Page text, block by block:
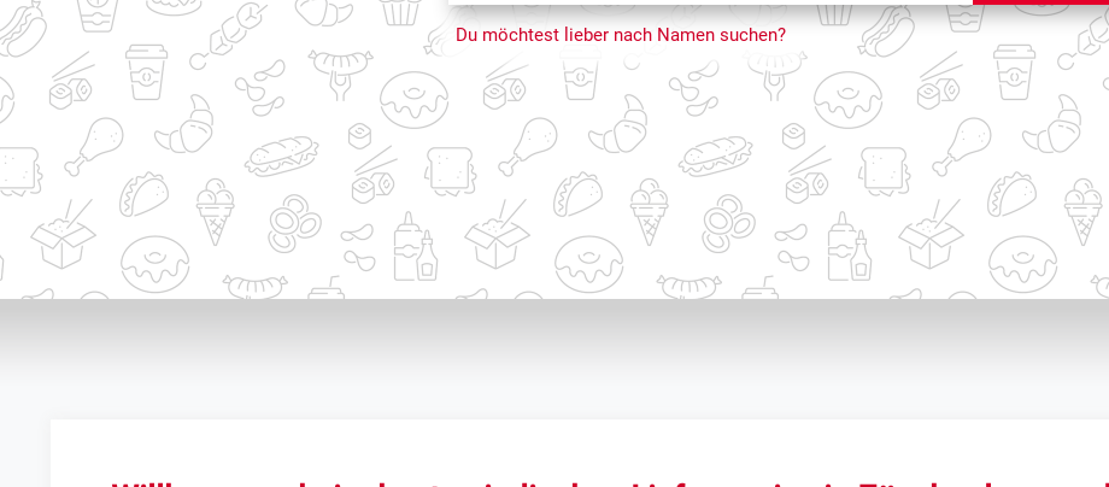
Du möchtest lieber nach Namen suchen?